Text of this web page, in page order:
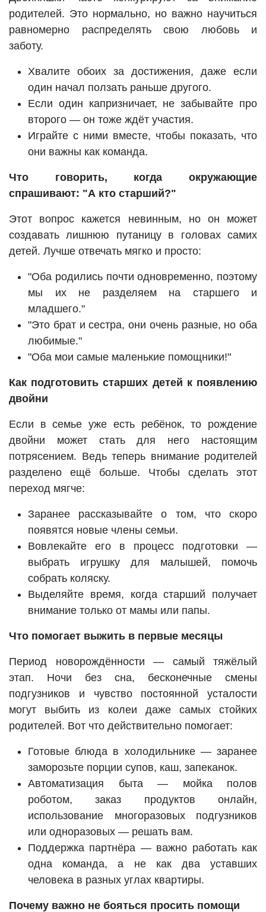
родителей. Это нормально, но важно научиться
равномерно распределять свою любовь и
заботу.
Хвалите обоих за достижения, даже если
один начал ползать раньше другого.
Если один капризничает, не забывайте про
второго — он тоже ждёт участия.
Играйте с ними вместе, чтобы показать, что
они важны как команда.
Что говорить, когда окружающие
спрашивают: "А кто старший?"
Этот вопрос кажется невинным, но он может
создавать лишнюю путаницу в головах самих
детей. Лучше отвечать мягко и просто:
"Оба родились почти одновременно, поэтому
мы их не разделяем на старшего и
младшего."
"Это брат и сестра, они очень разные, но оба
любимые."
"Оба мои самые маленькие помощники!"
Как подготовить старших детей к появлению
двойни
Если в семье уже есть ребёнок, то рождение
двойни может стать для него настоящим
потрясением. Ведь теперь внимание родителей
разделено ещё больше. Чтобы сделать этот
переход мягче:
Заранее рассказывайте о том, что скоро
появятся новые члены семьи.
Вовлекайте его в процесс подготовки —
выбрать игрушку для малышей, помочь
собрать коляску.
Выделяйте время, когда старший получает
внимание только от мамы или папы.
Что помогает выжить в первые месяцы
Период новорождённости — самый тяжёлый
этап. Ночи без сна, бесконечные смены
подгузников и чувство постоянной усталости
могут выбить из колеи даже самых стойких
родителей. Вот что действительно помогает:
Готовые блюда в холодильнике — заранее
заморозьте порции супов, каш, запеканок.
Автоматизация быта — мойка полов
роботом, заказ продуктов онлайн,
использование многоразовых подгузников
или одноразовых — решать вам.
Поддержка партнёра — важно работать как
одна команда, а не как два уставших
человека в разных углах квартиры.
Почему важно не бояться просить помощи